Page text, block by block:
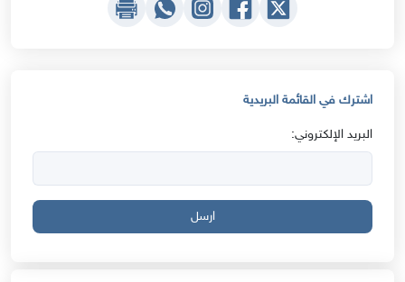
اشترك في القائمة البريدية
البريد الإلكتروني:
ارسل